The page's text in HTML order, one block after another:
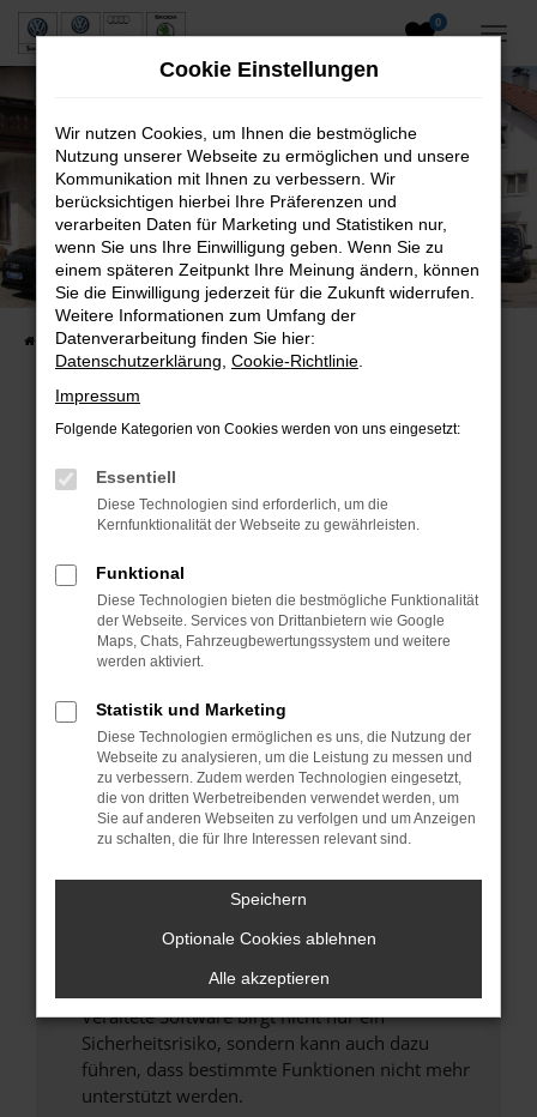
Zum
0
Neuwagen und Gebrauchtwagen
VW, VW Nutzfahrzeuge, Audi & Skoda
Startseite Fahrzeuge Fahrzeugsuche
Beim Laden ist ein Fehler aufgetreten.
Hier sind ein paar Tipps, die dir helfen können:
Überprüfe deine Firewall und deine
Internetverbindung.
Laden andere Webseiten, zum Beispiel deine
Suchmaschine?
Manche Erweiterungen, wie Werbeblocker,
können das Laden bestimmter Seiten
verhindern. Funktioniert die Seite in einem
anderen Browser oder in einem privaten
Fenster?
Starte dein Gerät neu.
Das kann manchmal helfen, vorübergehende
Probleme zu beheben.
Stelle sicher, dass dein Browser und dein
Veraltete Software birgt nicht nur ein
Sicherheitsrisiko, sondern kann auch dazu
führen, dass bestimmte Funktionen nicht mehr
unterstützt werden.
Cookie Einstellungen
Wir nutzen Cookies, um Ihnen die bestmögliche
Nutzung unserer Webseite zu ermöglichen und unsere
Kommunikation mit Ihnen zu verbessern. Wir
berücksichtigen hierbei Ihre Präferenzen und
verarbeiten Daten für Marketing und Statistiken nur,
wenn Sie uns Ihre Einwilligung geben. Wenn Sie zu
einem späteren Zeitpunkt Ihre Meinung ändern, können
Sie die Einwilligung jederzeit für die Zukunft widerrufen.
Weitere Informationen zum Umfang der
Datenverarbeitung finden Sie hier:
Datenschutzerklärung Cookie-Richtlinie
Impressum
Folgende Kategorien von Cookies werden von uns eingesetzt:
Essentiell
Diese Technologien sind erforderlich, um die
Kernfunktionalität der Webseite zu gewährleisten.
Funktional
Diese Technologien bieten die bestmögliche Funktionalität
der Webseite. Services von Drittanbietern wie Google
Maps, Chats, Fahrzeugbewertungssystem und weitere
werden aktiviert.
Statistik und Marketing
Diese Technologien ermöglichen es uns, die Nutzung der
Webseite zu analysieren, um die Leistung zu messen und
zu verbessern. Zudem werden Technologien eingesetzt,
die von dritten Werbetreibenden verwendet werden, um
Sie auf anderen Webseiten zu verfolgen und um Anzeigen
zu schalten, die für Ihre Interessen relevant sind.
Speichern
Optionale Cookies ablehnen
Alle akzeptieren